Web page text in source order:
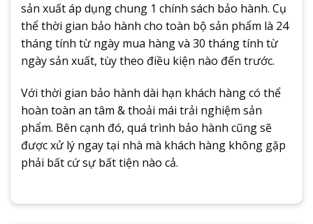
sản xuất áp dụng chung 1 chính sách bảo hành. Cụ
thể thời gian bảo hành cho toàn bộ sản phẩm là 24
tháng tính từ ngày mua hàng và 30 tháng tính từ
ngày sản xuất, tùy theo điều kiện nào đến trước.
Với thời gian bảo hành dài hạn khách hàng có thể
hoàn toàn an tâm & thoải mái trải nghiệm sản
phẩm. Bên cạnh đó, quá trình bảo hành cũng sẽ
được xử lý ngay tại nhà mà khách hàng không gặp
phải bất cứ sự bất tiện nào cả.